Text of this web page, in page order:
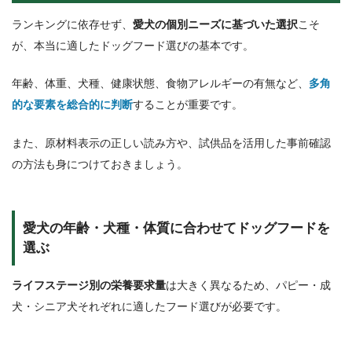
ランキングに依存せず、 愛犬の個別ニーズに基づいた選択こそ
が、本当に適したドッグフード選びの基本です。
年齢、体重、犬種、健康状態、食物アレルギーの有無など、 多角
的な要素を総合的に判断することが重要です。
また、原材料表示の正しい読み方や、試供品を活用した事前確認
の方法も身につけておきましょう。
愛犬の年齢・犬種・体質に合わせてドッグフードを
選ぶ
ライフステージ別の栄養要求量は大きく異なるため、パピー・成
犬・シニア犬それぞれに適したフード選びが必要です。